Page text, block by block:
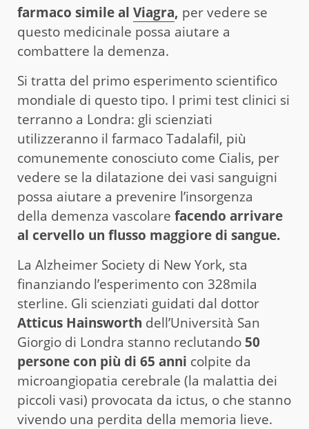
farmaco simile al Viagra, per vedere se
questo medicinale possa aiutare a
combattere la demenza.
Si tratta del primo esperimento scientifico
mondiale di questo tipo. I primi test clinici si
terranno a Londra: gli scienziati
utilizzeranno il farmaco Tadalafil, più
comunemente conosciuto come Cialis, per
vedere se la dilatazione dei vasi sanguigni
possa aiutare a prevenire l’insorgenza
della demenza vascolare facendo arrivare
al cervello un flusso maggiore di sangue.
La Alzheimer Society di New York, sta
finanziando l’esperimento con 328mila
sterline. Gli scienziati guidati dal dottor
Atticus Hainsworth dell’Università San
Giorgio di Londra stanno reclutando 50
persone con più di 65 anni colpite da
microangiopatia cerebrale (la malattia dei
piccoli vasi) provocata da ictus, o che stanno
vivendo una perdita della memoria lieve.